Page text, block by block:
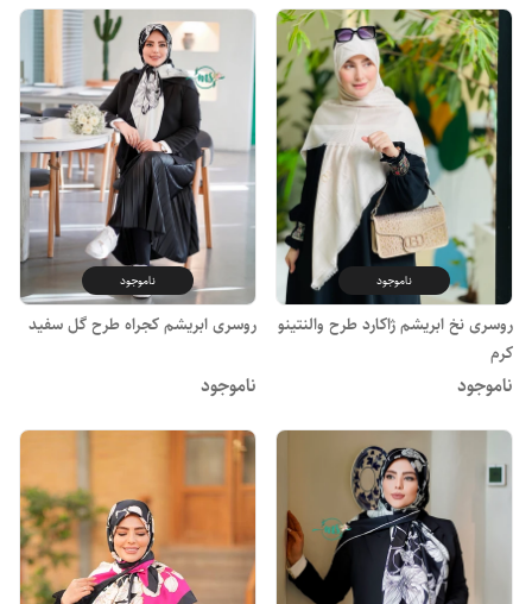
ناموجود
روسری نخ ابریشم ژاکارد طرح والنتینو
کرم
ناموجود
ناموجود
روسری ابریشم کجراه طرح گل سفید
ناموجود